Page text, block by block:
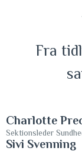
Fra
Charlotte
Sektionsleder
Sivi Svenning